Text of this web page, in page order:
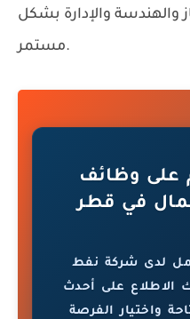
والهندسة والإدارة بشكل
مستمر.
على وظائف
في قطر
لدى شركة نفط
الاطلاع على أحدث
واختيار الفرصة